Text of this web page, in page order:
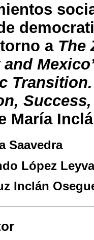
a The
Transition.
María
Saavedra
López Leyva
Inclán